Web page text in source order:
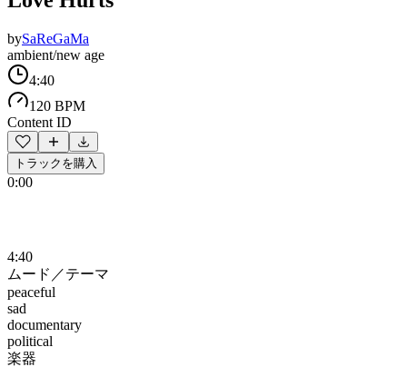
bySaReGaMa
ambient/new age
4:40
120 BPM
Content ID
トラックを購入
0:00
4:40
ムード／テーマ
peaceful
sad
documentary
political
楽器